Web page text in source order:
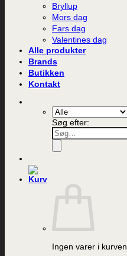
Bryllup
Mors dag
Fars dag
Valentines dag
Alle produkter
Brands
Butikken
Kontakt
Søg efter:
Ingen varer i kurven.